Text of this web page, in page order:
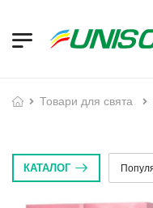
товари для свята
КАТАЛОГ